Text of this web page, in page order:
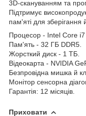
3D-скануванням та
Підтримує
пам'яті для
Процесор - Intel Core i7
Пам'ять - 32 ГБ DDR5.
Жорсткий диск - 1 ТБ.
Відеокарта - NVIDIA
Безпровідна мишка й
Монітор сенсорна
Гарантія: 12 місяців.
Приховати